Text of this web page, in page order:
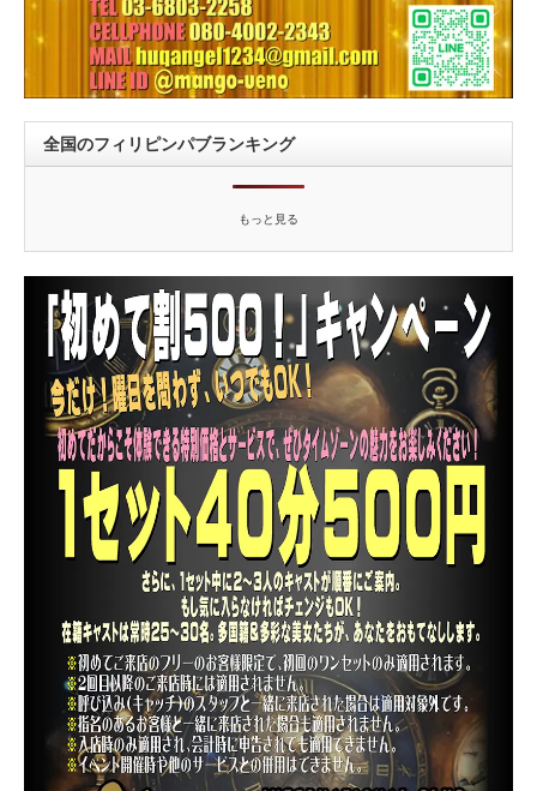
全国のフィリピンパブランキング
もっと見る